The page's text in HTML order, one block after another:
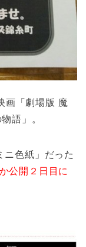
画「劇場版 魔
語」。
ニ色紙」だった
公開２日目に